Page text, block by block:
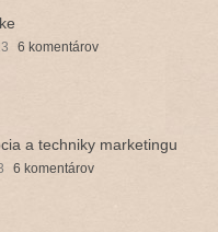
6 komentárov
a techniky marketingu
6 komentárov